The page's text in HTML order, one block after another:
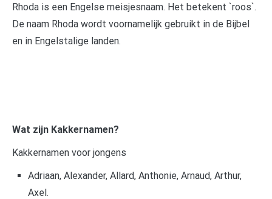
Rhoda is een Engelse meisjesnaam. Het betekent `roos`.
De naam Rhoda wordt voornamelijk gebruikt in de Bijbel
en in Engelstalige landen.
Wat zijn Kakkernamen?
Kakkernamen voor jongens
Adriaan, Alexander, Allard, Anthonie, Arnaud, Arthur,
Axel.